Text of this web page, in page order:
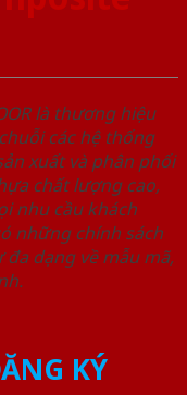
là thương hiệu
các hệ thống
xuất và phân phối
chất lượng cao,
nhu cầu khách
những chính sách
đa dạng về mẫu mã,
KÝ